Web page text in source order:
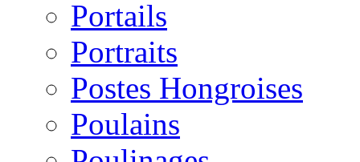
Portails
Portraits
Postes Hongroises
Poulains